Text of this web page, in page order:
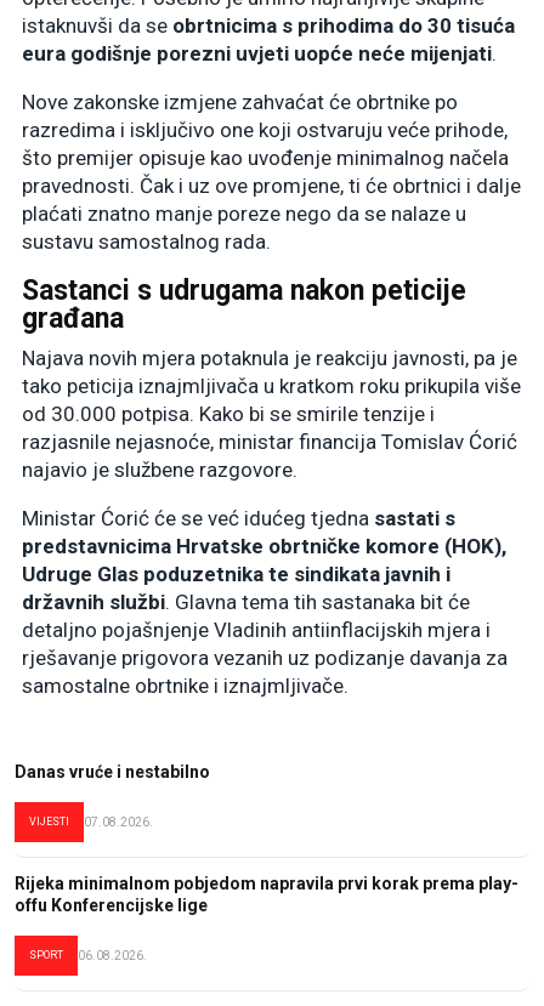
istaknuvši da se obrtnicima s prihodima do 30 tisuća
eura godišnje porezni uvjeti uopće neće mijenjati.
Nove zakonske izmjene zahvaćat će obrtnike po
razredima i isključivo one koji ostvaruju veće prihode,
što premijer opisuje kao uvođenje minimalnog načela
pravednosti. Čak i uz ove promjene, ti će obrtnici i dalje
plaćati znatno manje poreze nego da se nalaze u
sustavu samostalnog rada.
Sastanci s udrugama nakon peticije
građana
Najava novih mjera potaknula je reakciju javnosti, pa je
tako peticija iznajmljivača u kratkom roku prikupila više
od 30.000 potpisa. Kako bi se smirile tenzije i
razjasnile nejasnoće, ministar financija Tomislav Ćorić
najavio je službene razgovore.
Ministar Ćorić će se već idućeg tjedna sastati s
predstavnicima Hrvatske obrtničke komore (HOK),
Udruge Glas poduzetnika te sindikata javnih i
državnih službi. Glavna tema tih sastanaka bit će
detaljno pojašnjenje Vladinih antiinflacijskih mjera i
rješavanje prigovora vezanih uz podizanje davanja za
samostalne obrtnike i iznajmljivače.
Danas vruće i nestabilno
VIJESTI 07.08.2026.
Rijeka minimalnom pobjedom napravila prvi korak prema play-
offu Konferencijske lige
SPORT 06.08.2026.